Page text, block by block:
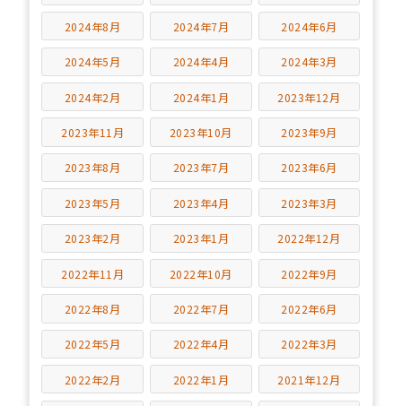
2024年8月 2024年7月 2024年6月
2024年5月 2024年4月 2024年3月
2024年2月 2024年1月 2023年12月
2023年11月 2023年10月 2023年9月
2023年8月 2023年7月 2023年6月
2023年5月 2023年4月 2023年3月
2023年2月 2023年1月 2022年12月
2022年11月 2022年10月 2022年9月
2022年8月 2022年7月 2022年6月
2022年5月 2022年4月 2022年3月
2022年2月 2022年1月 2021年12月